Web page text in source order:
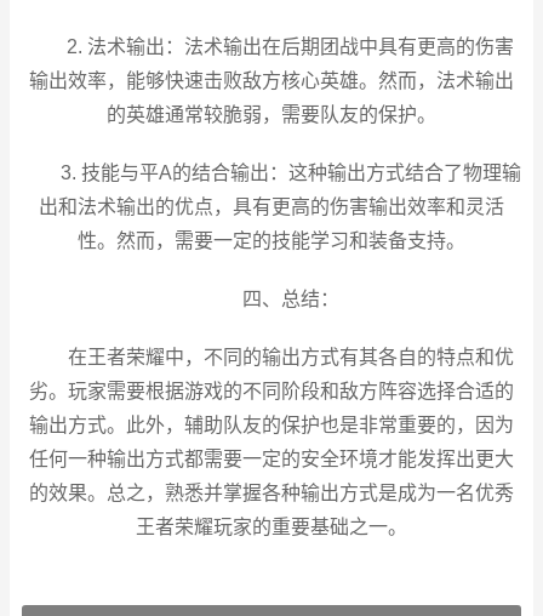
2. 法术输出：法术输出在后期团战中具有更高的伤害
输出效率，能够快速击败敌方核心英雄。然而，法术输出
的英雄通常较脆弱，需要队友的保护。
3. 技能与平A的结合输出：这种输出方式结合了物理输
出和法术输出的优点，具有更高的伤害输出效率和灵活
性。然而，需要一定的技能学习和装备支持。
四、总结：
在王者荣耀中，不同的输出方式有其各自的特点和优
劣。玩家需要根据游戏的不同阶段和敌方阵容选择合适的
输出方式。此外，辅助队友的保护也是非常重要的，因为
任何一种输出方式都需要一定的安全环境才能发挥出更大
的效果。总之，熟悉并掌握各种输出方式是成为一名优秀
王者荣耀玩家的重要基础之一。